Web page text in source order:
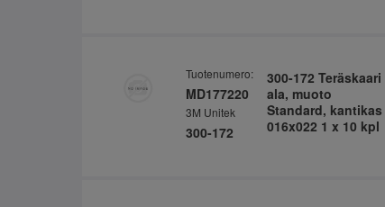
Tuotenumero:
MD177220
3M Unitek
300-172
300-172 Teräskaari
ala, muoto
Standard, kantikas
016x022 1 x 10 kpl